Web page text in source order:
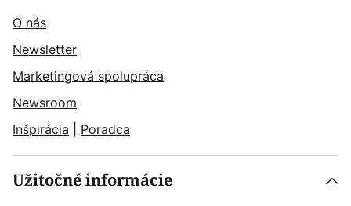
O nás
Newsletter
Marketingová spolupráca
Newsroom
Inšpirácia
Poradca
Užitočné informácie